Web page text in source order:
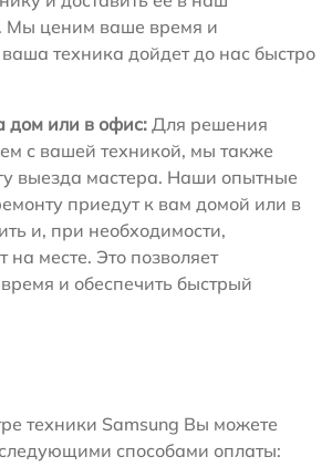
Мы ценим ваше время и
техника дойдет до нас быстро
дом или в офис: Для решения
с вашей техникой, мы также
выезда мастера. Наши опытные
приедут к вам домой или в
и, при необходимости,
на месте. Это позволяет
и обеспечить быстрый
техники Samsung Вы можете
следующими способами оплаты: